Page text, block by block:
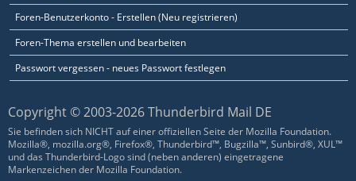
Foren-Benutzerkonto - Erstellen (Neu registrieren)
Foren-Thema erstellen und bearbeiten
Passwort vergessen - neues Passwort festlegen
Copyright © 2003-2026 Thunderbird Mail DE
Sie befinden sich NICHT auf einer offiziellen Seite der Mozilla Foundation.
Mozilla®, mozilla.org®, Firefox®, Thunderbird™, Bugzilla™, Sunbird®, XUL™
und das Thunderbird-Logo sind (neben anderen) eingetragene
Markenzeichen der Mozilla Foundation.